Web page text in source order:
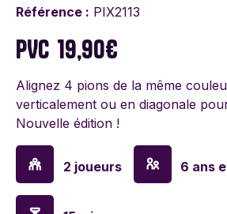
Référence : PIX2113
PVC 19,90€
Alignez 4 pions de la même
verticalement ou en diagonale
Nouvelle édition !
2 joueurs 6 ans